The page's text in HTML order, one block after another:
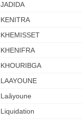
JADIDA
KENITRA
KHEMISSET
KHENIFRA
KHOURIBGA
LAAYOUNE
Laâyoune
Liquidation